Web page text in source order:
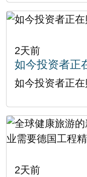
2天前
如今投资者正
如今投资者正
2天前